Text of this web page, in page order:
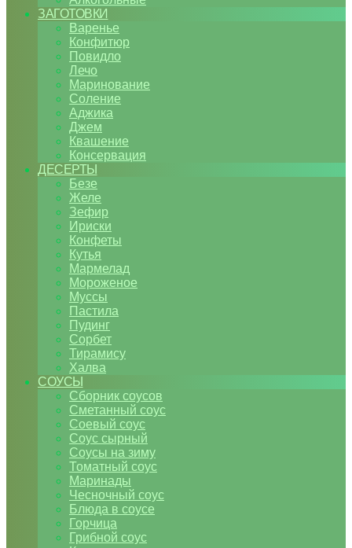
ЗАГОТОВКИ
Варенье
Конфитюр
Повидло
Лечо
Маринование
Соление
Аджика
Джем
Квашение
Консервация
ДЕСЕРТЫ
Безе
Желе
Зефир
Ириски
Конфеты
Кутья
Мармелад
Мороженое
Муссы
Пастила
Пудинг
Сорбет
Тирамису
Халва
СОУСЫ
Сборник соусов
Сметанный соус
Соевый соус
Соус сырный
Соусы на зиму
Томатный соус
Маринады
Чесночный соус
Блюда в соусе
Горчица
Грибной соус